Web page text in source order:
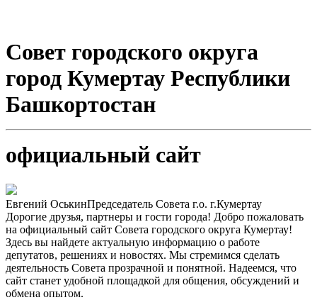
Совет городского округа
город Кумертау Республики
Башкортостан
официальный сайт
Евгений ОськинПредседатель Совета г.о. г.Кумертау
Дорогие друзья, партнеры и гости города! Добро пожаловать
на официальный сайт Совета городского округа Кумертау!
Здесь вы найдете актуальную информацию о работе
депутатов, решениях и новостях. Мы стремимся сделать
деятельность Совета прозрачной и понятной. Надеемся, что
сайт станет удобной площадкой для общения, обсуждений и
обмена опытом.